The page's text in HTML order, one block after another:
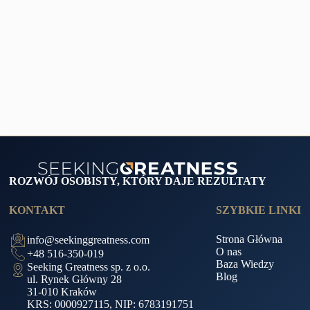
ROZWÓJ OSOBISTY, KTÓRY DAJE REZULTATY
KONTAKT
info@seekinggreatness.com
+48 516-350-019
Seeking Greatness sp. z o.o.
ul. Rynek Główny 28
31-010 Kraków
KRS: 0000927115, NIP: 6783191751
SZYBKIE LINKI
Strona Główna
O nas
Baza Wiedzy
Blog